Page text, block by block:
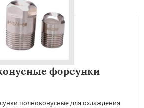
форсунки
полноконусные для охлаждения